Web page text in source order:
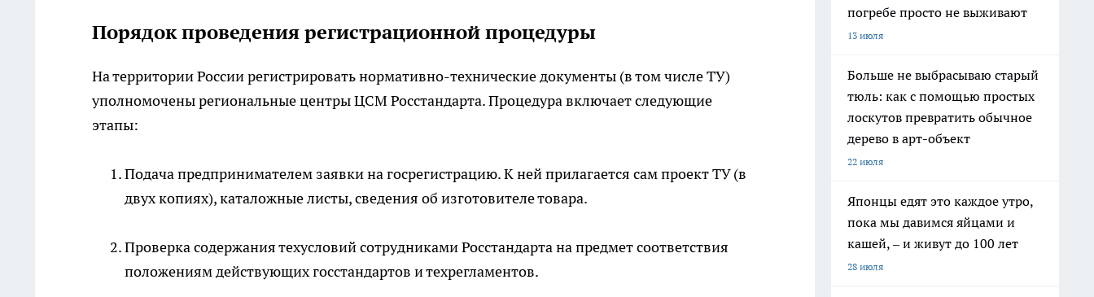
Порядок проведения регистрационной процедуры
На территории России регистрировать нормативно-технические документы (в том числе ТУ)
уполномочены региональные центры ЦСМ Росстандарта. Процедура включает следующие
этапы:
Подача предпринимателем заявки на госрегистрацию. К ней прилагается сам проект ТУ (в
двух копиях), каталожные листы, сведения об изготовителе товара.
Проверка содержания техусловий сотрудниками Росстандарта на предмет соответствия
положениям действующих госстандартов и техрегламентов.
погребе просто не выживают
13 июля
Больше не выбрасываю старый
тюль: как с помощью простых
лоскутов превратить обычное
дерево в арт-объект
22 июля
Японцы едят это каждое утро,
пока мы давимся яйцами и
кашей, – и живут до 100 лет
28 июля